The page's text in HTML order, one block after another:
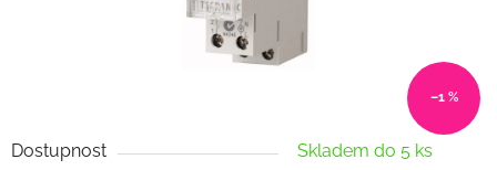
Dostupnost
Skladem do 5 ks
–1 %